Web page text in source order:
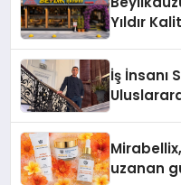
Yıldır
İş İnsanı
uzanan